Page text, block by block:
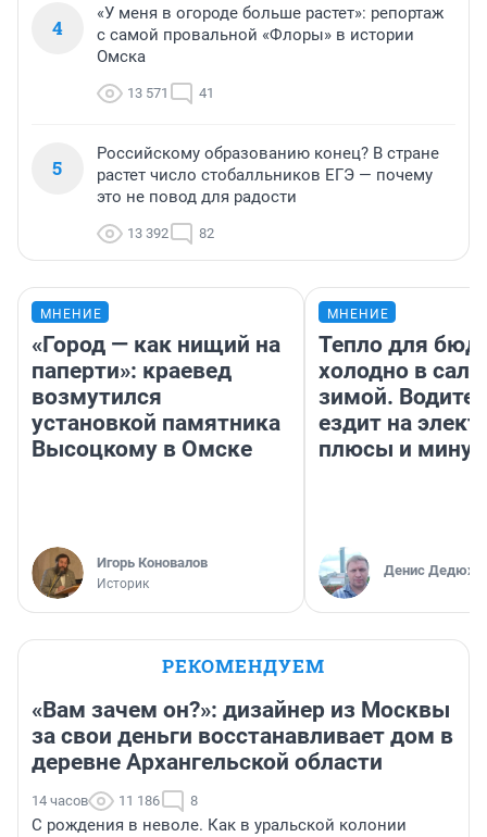
4
«У меня в огороде больше растет»: репортаж
с самой провальной «Флоры» в истории
Омска
13 571 41
5
Российскому образованию конец? В стране
растет число стобалльников ЕГЭ — почему
это не повод для радости
13 392 82
МНЕНИЕ
«Город — как нищий на
паперти»: краевед
возмутился
установкой памятника
Высоцкому в Омске
Игорь Коновалов
Историк
МНЕНИЕ
Тепло для
холодно в
зимой.
ездит на
плюсы и
Денис
РЕКОМЕНДУЕМ
«Вам зачем он?»: дизайнер из Москвы
за свои деньги восстанавливает дом в
деревне Архангельской области
14 часов 11 186 8
С рождения в неволе. Как в уральской колонии